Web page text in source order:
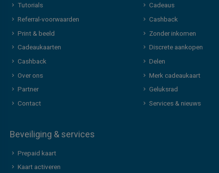
Tutorials
Referral-voorwaarden
Print & beeld
Cadeaukaarten
Cashback
Over ons
Partner
Contact
Cadeaus
Cashback
Zonder inkomen
Discrete aankopen
Delen
Merk cadeaukaart
Geluksrad
Services & nieuws
Beveiliging & services
Prepaid kaart
Kaart activeren